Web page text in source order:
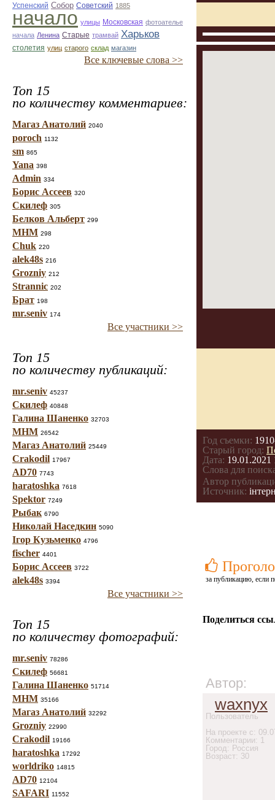
Успенский Собор Советский 1885
начало улицы Московская фотоателье
начала Ленина Старые трамвай Харьков
столетия улиц старого склад магазин
Все ключевые слова >>
Топ 15
по количеству комментариев:
Магаз Анатолий 2040
poroch 1132
sm 865
Yana 398
Admin 334
Борис Ассеев 320
Скилеф 305
Белков Альберт 299
МНМ 298
Chuk 220
alek48s 216
Grozniy 212
Strannic 202
Брат 198
mr.seniv 174
Все участники >>
Топ 15
по количеству публикаций:
mr.seniv 45237
Скилеф 40848
Галина Шаненко 32703
МНМ 26542
Магаз Анатолий 25449
Crakodil 17967
AD70 7743
haratoshka 7618
Spektor 7249
Рыбак 6790
Николай Наседкин 5090
Ігор Кузьменко 4796
fischer 4401
Борис Ассеев 3722
alek48s 3394
Все участники >>
Топ 15
по количеству фотографий:
mr.seniv 78286
Скилеф 56681
Галина Шаненко 51714
МНМ 35166
Магаз Анатолий 32292
Grozniy 22990
Crakodil 19166
haratoshka 17292
worldriko 14815
AD70 12104
SAFARI 11552
Год съемки:
Старый город:
Дата: 19.01.2021
Слова для
Автор
Источник:
за публикацию, если
Поделиться
Автор:
waxnyx
Пользователь
На проекте с:
Комментарии: 1
Город: Россия
Возраст: 30